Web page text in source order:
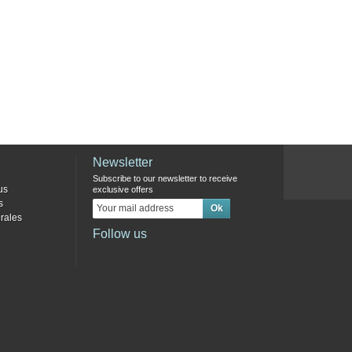
Newsletter
Subscribe to our newsletter to receive
exclusive offers
Follow us